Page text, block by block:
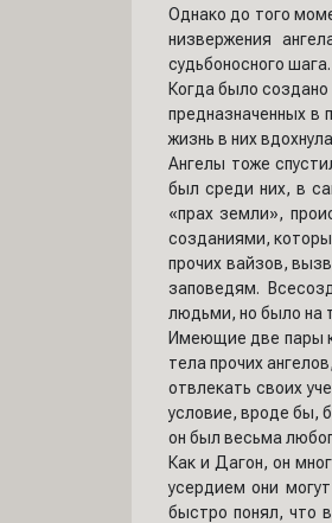
Однако до того
низвержения
судьбоносного
Когда было
предназначенных в
жизнь в них
Ангелы тоже
был среди них, в
«прах земли»,
созданиями,
прочих вайзов,
заповедям.
людьми, но было на
Имеющие две пары
тела прочих
отвлекать своих
условие, вроде бы,
он был весьма
Как и Дагон, он
усердием они
быстро понял, что